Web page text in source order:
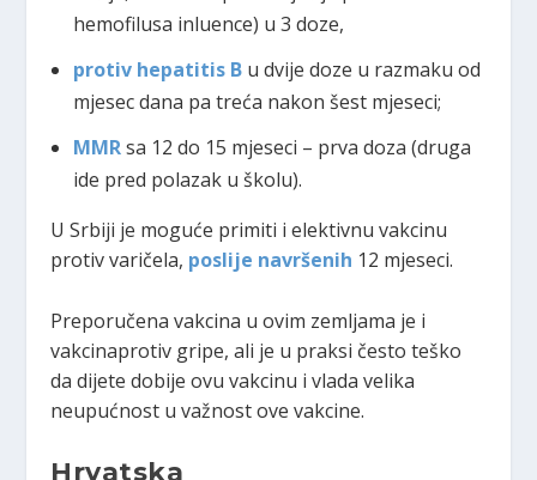
hemofilusa inluence) u 3 doze,
protiv hepatitis B u dvije doze u razmaku od
mjesec dana pa treća nakon šest mjeseci;
MMRsa 12 do 15 mjeseci – prva doza (druga
ide pred polazak u školu).
U Srbiji je moguće primiti i elektivnu vakcinu
protiv varičela, poslije navršenih 12 mjeseci.
Preporučena vakcina u ovim zemljama je i
vakcinaprotiv gripe, ali je u praksi često teško
da dijete dobije ovu vakcinu i vlada velika
neupućnost u važnost ove vakcine.
Hrvatska